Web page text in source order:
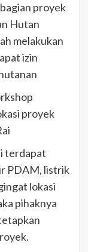
proyek
Hutan
melakukan
izin
proyek
terdapat
PDAM, listrik
lokasi
pihaknya